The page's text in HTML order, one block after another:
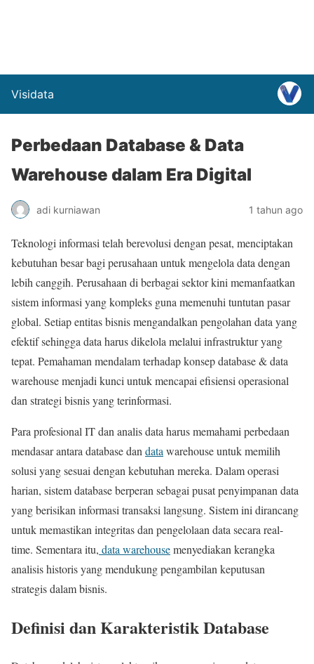
Visidata
Perbedaan Database & Data
Warehouse dalam Era Digital
adi kurniawan 1 tahun ago
Teknologi informasi telah berevolusi dengan pesat, menciptakan
kebutuhan besar bagi perusahaan untuk mengelola data dengan
lebih canggih. Perusahaan di berbagai sektor kini memanfaatkan
sistem informasi yang kompleks guna memenuhi tuntutan pasar
global. Setiap entitas bisnis mengandalkan pengolahan data yang
efektif sehingga data harus dikelola melalui infrastruktur yang
tepat. Pemahaman mendalam terhadap konsep database & data
warehouse menjadi kunci untuk mencapai efisiensi operasional
dan strategi bisnis yang terinformasi.
Para profesional IT dan analis data harus memahami perbedaan
mendasar antara database dan data warehouse untuk memilih
solusi yang sesuai dengan kebutuhan mereka. Dalam operasi
harian, sistem database berperan sebagai pusat penyimpanan data
yang berisikan informasi transaksi langsung. Sistem ini dirancang
untuk memastikan integritas dan pengelolaan data secara real-
time. Sementara itu, data warehousemenyediakan kerangka
analisis historis yang mendukung pengambilan keputusan
strategis dalam bisnis.
Definisi dan Karakteristik Database